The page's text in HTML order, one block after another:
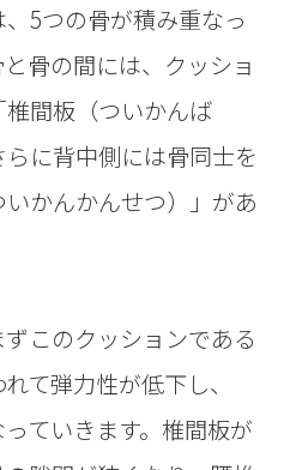
5つの骨が積み重なっ
骨の間には、クッショ
間板（ついかんば
に背中側には骨同士を
かんかんせつ）」があ
このクッションである
て弾力性が低下し、
ていきます。椎間板が